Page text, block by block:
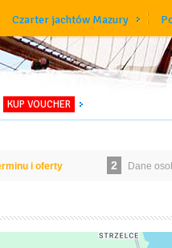
Czarter jachtów Mazury
KUP VOUCHER
i oferty 2 Dane